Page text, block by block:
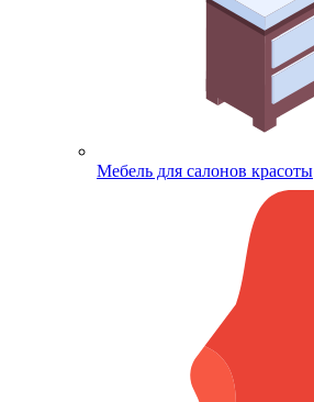
Мебель для салонов красоты